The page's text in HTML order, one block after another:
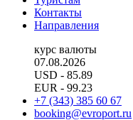
Контакты
Направления
курс валюты
07.08.2026
USD - 85.89
EUR - 99.23
+7 (343) 385 60 67
booking@evroport.ru